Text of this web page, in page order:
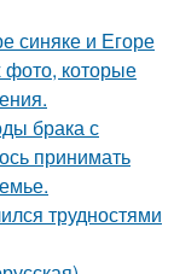
синяке и Егоре
фото, которые
брака с
принимать
трудностями